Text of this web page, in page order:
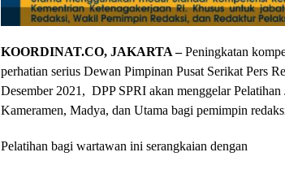
KOORDINAT.CO, JAKARTA –Peningkatan
perhatian serius Dewan Pimpinan Pusat Serikat Pers
Desember 2021, DPP SPRI akan menggelar
Kameramen, Madya, dan Utama bagi pemimpin
Pelatihan bagi wartawan ini serangkaian dengan